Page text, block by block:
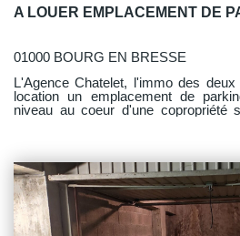
01000 BOURG EN BRESSE
L'Agence Chatelet, l'immo des
location un emplacement de
niveau au coeur d'une copropriété